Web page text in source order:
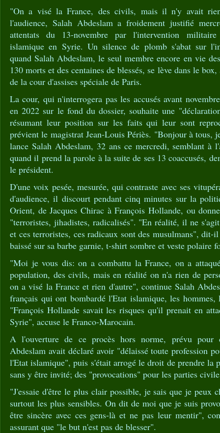
"On a visé la France, des civils, mais il n'y avait
l'audience, Salah Abdeslam a froidement justifié
attentats du 13-novembre par l'intervention
islamique en Syrie. Un silence de plomb s'abat sur
quand Salah Abdeslam, le seul membre encore en vie
130 morts et des centaines de blessés, se lève dans le
de la cour d'assises spéciale de Paris.
La cour, qui n'interrogera pas les accusés avant
en 2022 sur le fond du dossier, souhaite une
résumant leur position sur les faits qui leur sont
prévient le magistrat Jean-Louis Périès. "Bonjour à tous,
lance Salah Abdeslam, 32 ans ce mercredi, semblant à
quand il prend la parole à la suite de ses 13 coaccusés,
le président.
D'une voix pesée, mesurée, qui contraste avec ses
d'audience, il discourt pendant cinq minutes sur la
Orient, de Jacques Chirac à François Hollande, ou
"terroristes, jihadistes, radicalisés". "En réalité, il ne
et ces terroristes, ces radicaux sont des musulmans", dit-
baissé sur sa barbe garnie, t-shirt sombre et veste polaire
"Moi je vous dis: on a combattu la France, on a
population, des civils, mais en réalité on n'a rien de
on a visé la France et rien d'autre", continue Salah
français qui ont bombardé l'Etat islamique, les hommes,
"François Hollande savait les risques qu'il prenait en
Syrie", accuse le Franco-Marocain.
A l'ouverture de ce procès hors norme, prévu pour
Abdeslam avait déclaré avoir "délaissé toute profession
l'Etat islamique", puis s'était arrogé le droit de prendre la
sans y être invité; des "provocations" pour les parties
"J'essaie d'être le plus clair possible, je sais que je peux
surtout les plus sensibles. On dit de moi que je suis
être sincère avec ces gens-là et ne pas leur mentir",
assurant que "le but n'est pas de blesser".